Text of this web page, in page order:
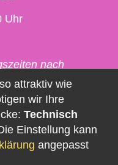
Uhr
nach
attraktiv wie
wir Ihre
Technisch
Einstellung kann
angepasst